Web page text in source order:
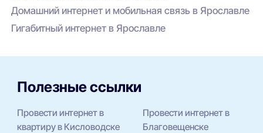
Домашний интернет и мобильная связь в Ярославле
Гигабитный интернет в Ярославле
Полезные ссылки
Провести интернет в
квартиру в Кисловодске
Провести интернет в
Благовещенске